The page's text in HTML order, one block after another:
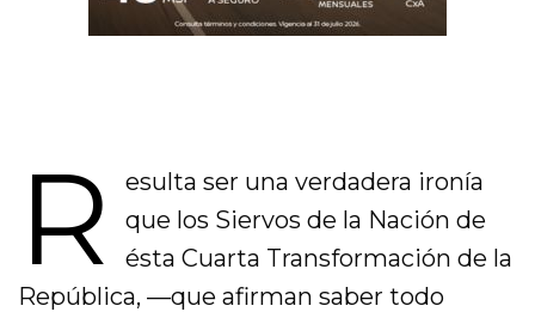
R
esulta ser una verdadera ironía
que los Siervos de la Nación de
ésta Cuarta Transformación de la
República, —que afirman saber todo